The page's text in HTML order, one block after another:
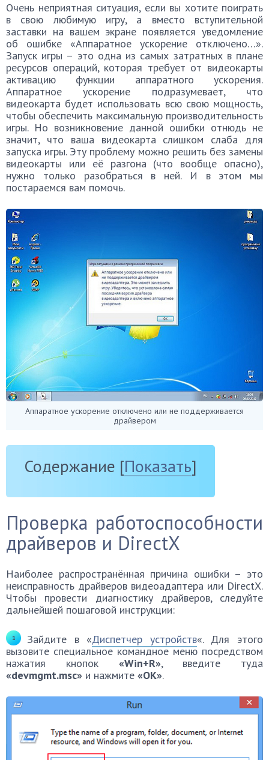
Очень неприятная ситуация, если вы хотите поиграть
в свою любимую игру, а вместо вступительной
заставки на вашем экране появляется уведомление
об ошибке «Аппаратное ускорение отключено…».
Запуск игры – это одна из самых затратных в плане
ресурсов операций, которая требует от видеокарты
активацию функции аппаратного ускорения.
Аппаратное ускорение подразумевает, что
видеокарта будет использовать всю свою мощность,
чтобы обеспечить максимальную производительность
игры. Но возникновение данной ошибки отнюдь не
значит, что ваша видеокарта слишком слаба для
запуска игры. Эту проблему можно решить без замены
видеокарты или её разгона (что вообще опасно),
нужно только разобраться в ней. И в этом мы
постараемся вам помочь.
Аппаратное ускорение отключено или не поддерживается
драйвером
Содержание [Показать]
Проверка работоспособности
драйверов и DirectX
Наиболее распространённая причина ошибки – это
неисправность драйверов видеоадаптера или DirectX.
Чтобы провести диагностику драйверов, следуйте
дальнейшей пошаговой инструкции:
Зайдите в «Диспетчер устройств«. Для этого
вызовите специальное командное меню посредством
нажатия кнопок «Win+R», введите туда
«devmgmt.msc» и нажмите «ОК».